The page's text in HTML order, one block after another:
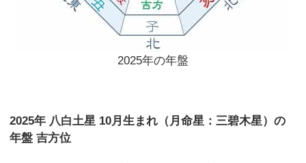
2025年の年盤
2025年 八白土星 10月生まれ（月命星：三碧木星）の
年盤 吉方位